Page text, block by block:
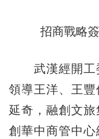
招商戰略
武漢經開工
領導王洋、王
延奇，融創文
創華中商管中